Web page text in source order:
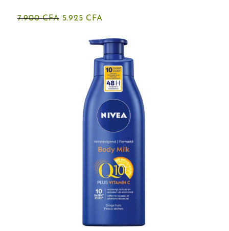
7.900CFA Le
5.925 CFALe
est :